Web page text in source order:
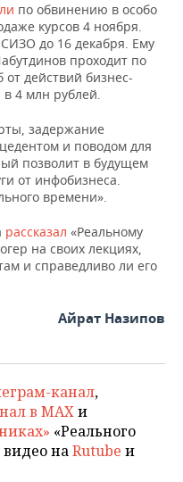
по обвинению в особо
курсов 4 ноября.
до 16 декабря. Ему
проходит по
действий бизнес-
в 4 млн рублей.
задержание
и поводом для
позволит в будущем
от инфобизнеса.
времени».
рассказал «Реальному
на своих лекциях,
и справедливо ли его
Айрат Назипов
канал,
в MAXи
«Реального
наRutube и